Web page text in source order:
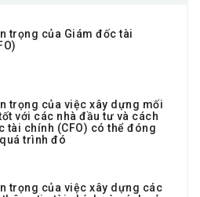
trọng của Giám đốc tài
trọng của việc xây dựng mối
với các nhà đầu tư và cách
tài chính (CFO) có thể đóng
trình đó
trọng của việc xây dựng các